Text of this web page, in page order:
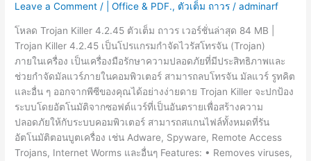
Leave a Comment / | Office & PDF., ตัวเต็ม ถาวร /adminarf
โหลด Trojan Killer 4.2.45 ตัวเต็ม ถาวร เวอร์ชั่นล่าสุด 84 MB |
Trojan Killer 4.2.45 เป็นโปรแกรมกำจัดไวรัสโทรจัน (Trojan)
ภายในเครื่อง เป็นเครื่องมือรักษาความปลอดภัยที่มีประสิทธิภาพและ
ช่วยกำจัดมัลแวร์ภายในคอมพิวเตอร์ สามารถลบโทรจัน มัลแวร์ รูทคิต
และอื่น ๆ ออกจากพีซีของคุณได้อย่างง่ายดาย Trojan Killer จะปกป้อง
ระบบโดยอัตโนมัติจากซอฟต์แวร์ที่เป็นอันตรายเพื่อสร้างความ
ปลอดภัยให้กับระบบคอมพิวเตอร์ สามารถสแกนไฟล์ทั้งหมดที่รัน
อัตโนมัติตอนบูตเครื่อง เช่น Adware, Spyware, Remote Access
Trojans, Internet Worms และอื่นๆ Features: • Removes viruses,